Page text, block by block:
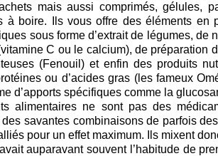
mais aussi comprimés, gélules,
à boire. Ils vous offre des éléments en
sous forme d’extrait de légumes, de
C ou le calcium), de préparation
(Fenouil) et enfin des produits
ou d’acides gras (les fameux
d’apports spécifiques comme la
alimentaires ne sont pas des
des savantes combinaisons de parfois
pour un effet maximum. Ils mixent
auparavant souvent l’habitude de